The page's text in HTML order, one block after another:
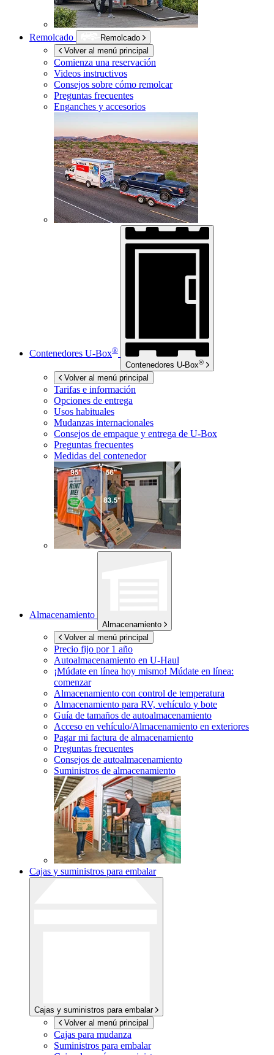
Remolcado
Remolcado
Volver al menú principal
Comienza una reservación
Videos instructivos
Consejos sobre cómo remolcar
Preguntas frecuentes
Enganches y accesorios
Contenedores U-Box®
Contenedores U-Box®
Volver al menú principal
Tarifas e información
Opciones de entrega
Usos habituales
Mudanzas internacionales
Consejos de empaque y entrega de U-Box
Preguntas frecuentes
Medidas del contenedor
Almacenamiento
Almacenamiento
Volver al menú principal
Precio fijo por 1 año
Autoalmacenamiento en U-Haul
¡Múdate en línea hoy mismo! Múdate en línea:
comenzar
Almacenamiento con control de temperatura
Almacenamiento para RV, vehículo y bote
Guía de tamaños de autoalmacenamiento
Acceso en vehículo/Almacenamiento en exteriores
Pagar mi factura de almacenamiento
Preguntas frecuentes
Consejos de autoalmacenamiento
Suministros de almacenamiento
Cajas y suministros para embalar
Cajas y suministros para embalar
Volver al menú principal
Cajas para mudanza
Suministros para embalar